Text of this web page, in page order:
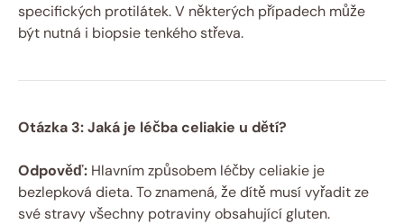
specifických protilátek. V některých případech může
být nutná i biopsie tenkého střeva.
Otázka 3: Jaká je léčba celiakie u dětí?
Odpověď: Hlavním způsobem léčby celiakie je
bezlepková dieta. To znamená, že dítě musí vyřadit ze
své stravy všechny potraviny obsahující gluten.